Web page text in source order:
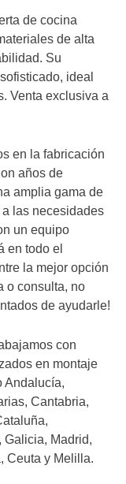
de cocina
de alta
Su
ideal
Venta exclusiva a
en la fabricación
años de
amplia gama de
las necesidades
un equipo
en todo el
la mejor opción
o consulta, no
de ayudarle!
con
en montaje
Andalucía,
Cantabria,
Galicia, Madrid,
Ceuta y Melilla.